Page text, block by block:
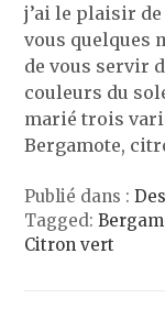
j’ai le plaisir
vous quelques
de vous servir
couleurs du
marié trois
Bergamote,
Publié dans :
Tagged:
Citron vert